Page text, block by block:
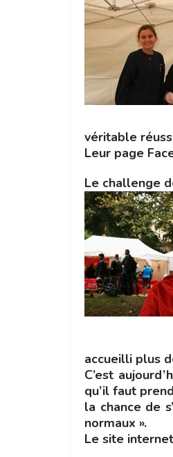
véritable
Leur page
Le challenge
accueilli plus
C’est
qu’il faut
la chance de
normaux ».
Le site